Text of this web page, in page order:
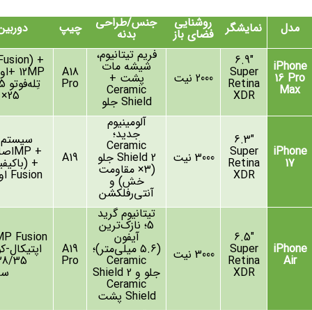
مدل نمایشگر روشنایی
فضای باز
جنس/طراحی
بدنه چیپ
iPhone
16 Pro
Max
6.9″
Super
Retina
XDR
2000 نیت
فریم تیتانیوم،
شیشه مات
پشت +
Ceramic
Shield جلو
A18
Pro
+
+ 12MP
25× دیجیتال)
iPhone
17
6.3″
Super
Retina
XDR
3000 نیت
آلومینیوم
جدید؛
Ceramic
Shield 2 جلو
(۳× مقاومت
خش) و
آنتی‌رفلکشن
A19
MP +
) +
Fusion
iPhone
Air
6.5″
Super
Retina
XDR
3000 نیت
تیتانیوم گرید
5؛ نازک‌ترین
آیفون
(۵.۶ میلی‌متر)؛
Ceramic
Shield 2 جلو و
Ceramic
Shield پشت
A19
Pro
Fusion